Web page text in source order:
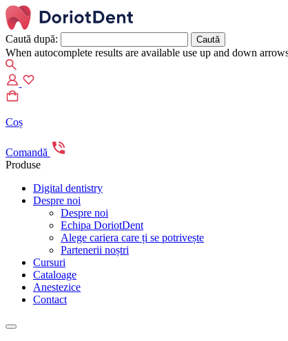
Caută după:
When autocomplete results are available use up and down
Coș
Comandă
Produse
Digital dentistry
Despre noi
Despre noi
Echipa DoriotDent
Alege cariera care ți se potrivește
Partenerii noștri
Cursuri
Cataloage
Anestezice
Contact